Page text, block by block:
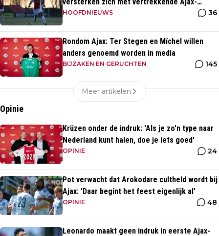
talenten
HOOFDNIEUWS 36
Rondom Ajax: Ter Stegen en Míchel willen
anders genoemd worden in media
BIJZAKEN EN GERUCHTEN 145
Meer artikelen
Opinie
Krüzen onder de indruk: 'Als je zo'n type naar
Nederland kunt halen, doe je iets goed'
OPINIE 24
Pot verwacht dat Arokodare cultheld wordt bij
Ajax: 'Daar begint het feest eigenlijk al'
OPINIE 48
Leonardo maakt geen indruk in eerste Ajax-